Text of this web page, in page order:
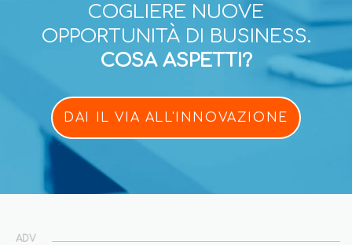
COGLIERE NUOVE
OPPORTUNITÀ DI BUSINESS.
COSA ASPETTI?
DAI IL VIA ALL'INNOVAZIONE
ADV